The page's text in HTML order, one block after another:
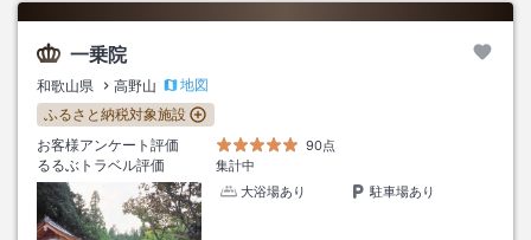
一乗院
和歌山県 高野山
地図
ふるさと納税対象施設
お客様アンケート評価
90点
るるぶトラベル評価
集計中
大浴場あり
駐車場あり